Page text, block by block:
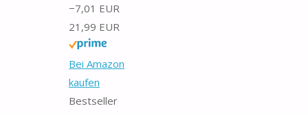
−7,01 EUR
21,99 EUR
Bei Amazon
kaufen
Bestseller